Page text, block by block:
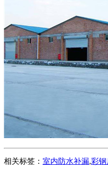
相关标签： 室内防水补漏,彩钢